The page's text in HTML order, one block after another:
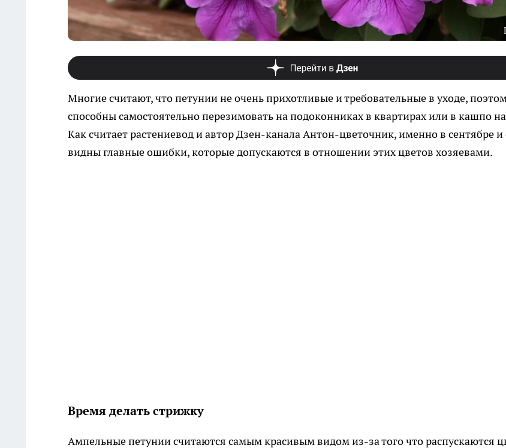
Многие считают, что петунии не очень прихотливые и требовательные в уходе,
способны самостоятельно перезимовать на подоконниках в квартирах или в кашпо
Как считает растениевод и автор Дзен-канала Антон-цветочник, именно в сентябре и
видны главные ошибки, которые допускаются в отношении этих цветов хозяевами.
Время делать стрижку
Ампельные петунии считаются самым красивым видом из-за того что распускаются